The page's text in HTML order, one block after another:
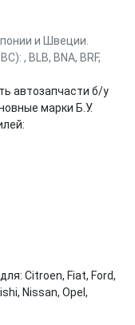
и Швеции.
, BLB, BNA, BRF,
автозапчасти б/у
марки Б.У.
Citroen, Fiat, Ford,
Nissan, Opel,